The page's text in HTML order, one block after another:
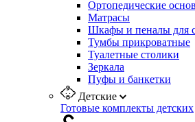
Ортопедические
Матрасы
Шкафы и пеналы для
Тумбы прикроватные
Туалетные столики
Зеркала
Пуфы и банкетки
Детские
Готовые комплекты детских